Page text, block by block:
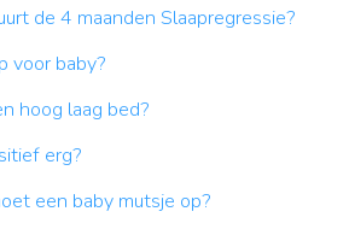
de 4 maanden Slaapregressie?
voor baby?
hoog laag bed?
erg?
een baby mutsje op?